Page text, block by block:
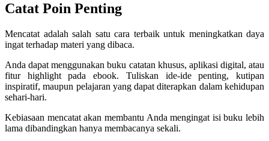
Catat Poin Penting
Mencatat adalah salah satu cara terbaik untuk meningkatkan daya
ingat terhadap materi yang dibaca.
Anda dapat menggunakan buku catatan khusus, aplikasi digital, atau
fitur highlight pada ebook. Tuliskan ide-ide penting, kutipan
inspiratif, maupun pelajaran yang dapat diterapkan dalam kehidupan
sehari-hari.
Kebiasaan mencatat akan membantu Anda mengingat isi buku lebih
lama dibandingkan hanya membacanya sekali.